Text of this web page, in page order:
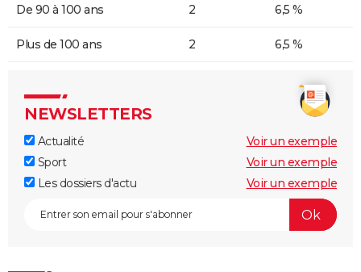
De 90 à 100 ans 2 6,5 %
Plus de 100 ans 2 6,5 %
NEWSLETTERS
Actualité
Voir un exemple
Sport
Voir un exemple
Les dossiers d'actu
Voir un exemple